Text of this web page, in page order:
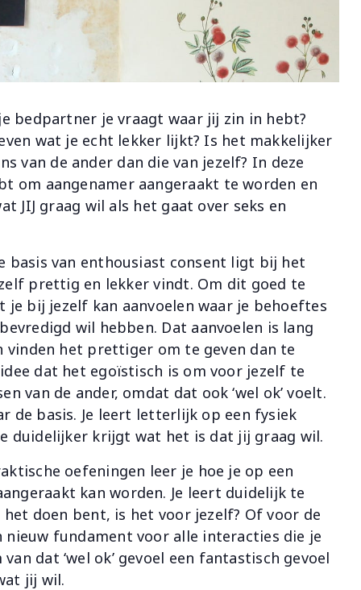
bedpartner je vraagt waar jij zin in hebt?
wat je echt lekker lijkt? Is het makkelijker
van de ander dan die van jezelf? In deze
om aangenamer aangeraakt te worden en
JIJ graag wil als het gaat over seks en
basis van enthousiast consent ligt bij het
prettig en lekker vindt. Om dit goed te
je bij jezelf kan aanvoelen waar je behoeftes
wil hebben. Dat aanvoelen is lang
vinden het prettiger om te geven dan te
dat het egoïstisch is om voor jezelf te
van de ander, omdat dat ook ‘wel ok’ voelt.
de basis. Je leert letterlijk op een fysiek
duidelijker krijgt wat het is dat jij graag wil.
oefeningen leer je hoe je op een
kan worden. Je leert duidelijk te
doen bent, is het voor jezelf? Of voor de
nieuw fundament voor alle interacties die je
dat ‘wel ok’ gevoel een fantastisch gevoel
jij wil.